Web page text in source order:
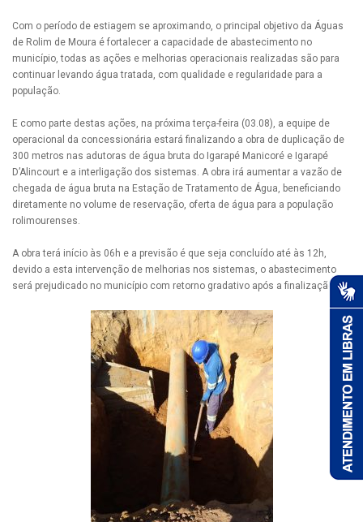
Com o período de estiagem se aproximando, o principal objetivo da Águas
de Rolim de Moura é fortalecer a capacidade de abastecimento no
município, todas as ações e melhorias operacionais realizadas são para
continuar levando água tratada, com qualidade e regularidade para a
população.
E como parte destas ações, na próxima terça-feira (03.08), a equipe de
operacional da concessionária estará finalizando a obra de duplicação de
300 metros nas adutoras de água bruta do Igarapé Manicoré e Igarapé
D’Alincourt e a interligação dos sistemas. A obra irá aumentar a vazão de
chegada de água bruta na Estação de Tratamento de Água, beneficiando
diretamente no volume de reservação, oferta de água para a população
rolimourenses.
A obra terá início às 06h e a previsão é que seja concluído até às 12h,
devido a esta intervenção de melhorias nos sistemas, o abastecimento
será prejudicado no município com retorno gradativo após a finalização.